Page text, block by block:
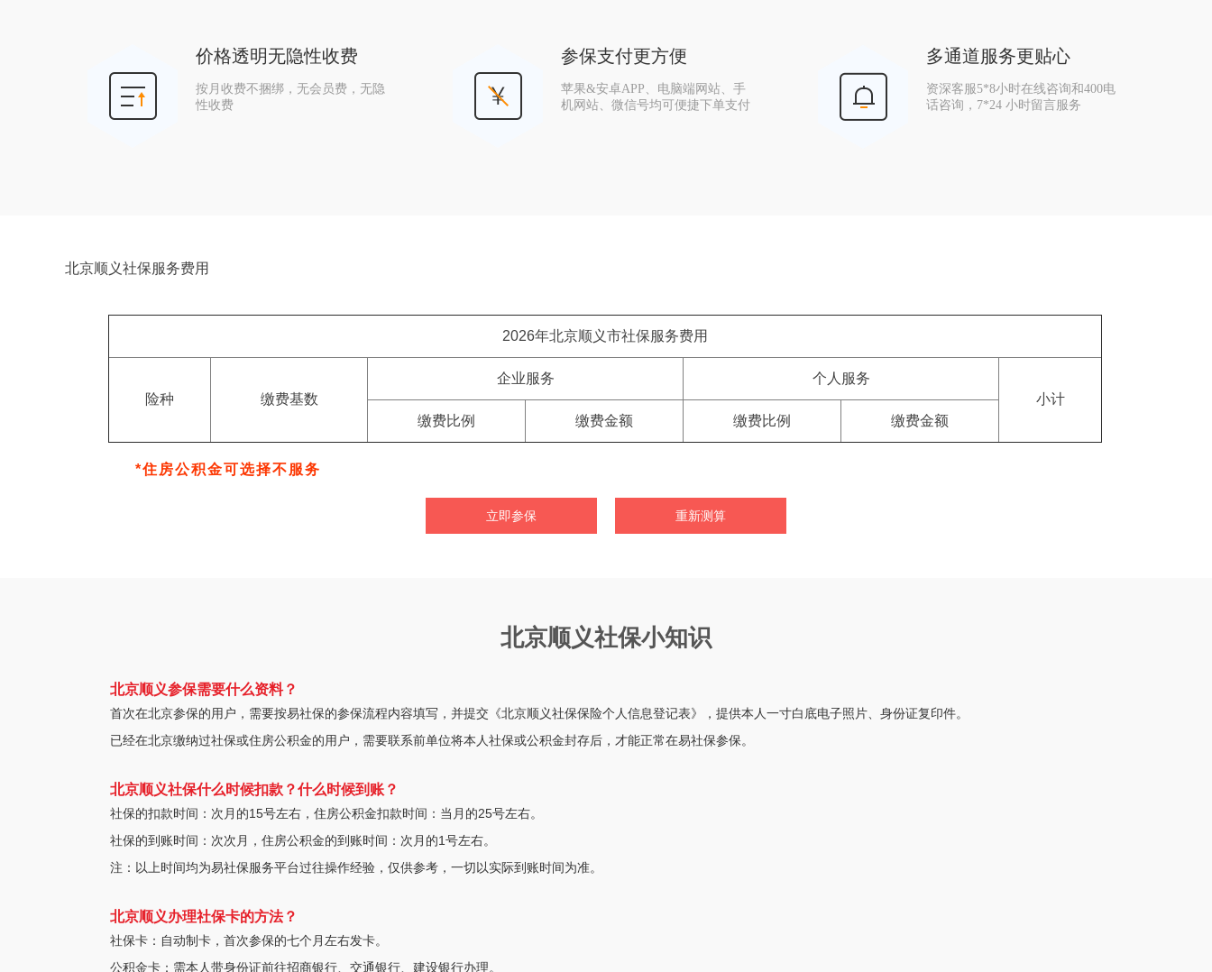
价格透明无隐性收费
按月收费不捆绑，无会员费，无隐
性收费
参保支付更方便
苹果&安卓APP、电脑端网站、手
机网站、微信号均可便捷下单支付
多通道服务更贴心
资深客服5*8小时在线咨询和400电
话咨询，7*24 小时留言服务
北京顺义社保服务费用
2026年北京顺义市社保服务费用
险种 缴费基数
企业服务
个人服务
小计
缴费比例
缴费金额 缴费比例 缴费金额
*住房公积金可选择不服务
立即参保 重新测算
北京顺义社保小知识
北京顺义参保需要什么资料？
首次在北京参保的用户，需要按易社保的参保流程内容填写，并提交《北京顺义社保保险个人信息登记表》，提供本人一寸白底电子照片、身份证复印件。
已经在北京缴纳过社保或住房公积金的用户，需要联系前单位将本人社保或公积金封存后，才能正常在易社保参保。
北京顺义社保什么时候扣款？什么时候到账？
社保的扣款时间：次月的15号左右，住房公积金扣款时间：当月的25号左右。
社保的到账时间：次次月，住房公积金的到账时间：次月的1号左右。
注：以上时间均为易社保服务平台过往操作经验，仅供参考，一切以实际到账时间为准。
北京顺义办理社保卡的方法？
社保卡：自动制卡，首次参保的七个月左右发卡。
公积金卡：需本人带身份证前往招商银行、交通银行、建设银行办理。